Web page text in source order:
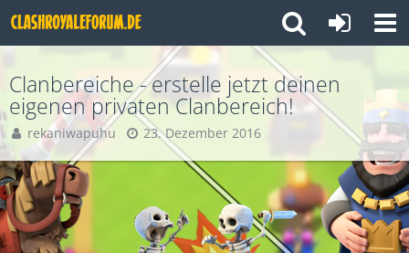
Clanbereiche - erstelle jetzt deinen
eigenen privaten Clanbereich!
rekaniwapuhu 23. Dezember 2016